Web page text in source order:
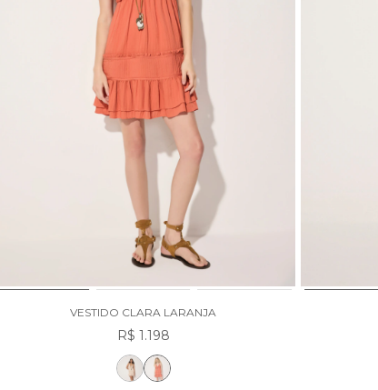
VESTIDO CLARA LARANJA
R$ 1.198